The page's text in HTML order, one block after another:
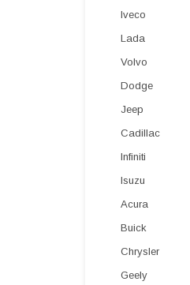
Iveco
Lada
Volvo
Dodge
Jeep
Cadillac
Infiniti
Isuzu
Acura
Buick
Chrysler
Geely